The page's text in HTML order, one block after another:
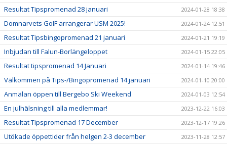
Resultat Tipspromenad 28 januari 2024-01-28 18:38
Domnarvets GoIF arrangerar USM 2025! 2024-01-24 12:51
Resultat Tipsbingopromenad 21 januari 2024-01-21 19:19
Inbjudan till Falun-Borlängeloppet 2024-01-15 22:05
Resultat tipspromenad 14 Januari 2024-01-14 19:46
Välkommen på Tips-/Bingopromenad 14 januari 2024-01-10 20:00
Anmälan öppen till Bergebo Ski Weekend 2024-01-03 12:54
En julhälsning till alla medlemmar! 2023-12-22 16:03
Resultat Tipspromenad 17 December 2023-12-17 19:26
Utökade öppettider från helgen 2-3 december 2023-11-28 12:57